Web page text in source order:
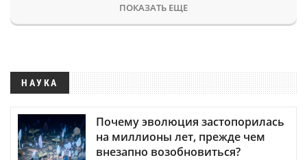
ПОКАЗАТЬ ЕЩЕ
НАУКА
Почему эволюция застопорилась
на миллионы лет, прежде чем
внезапно возобновиться?